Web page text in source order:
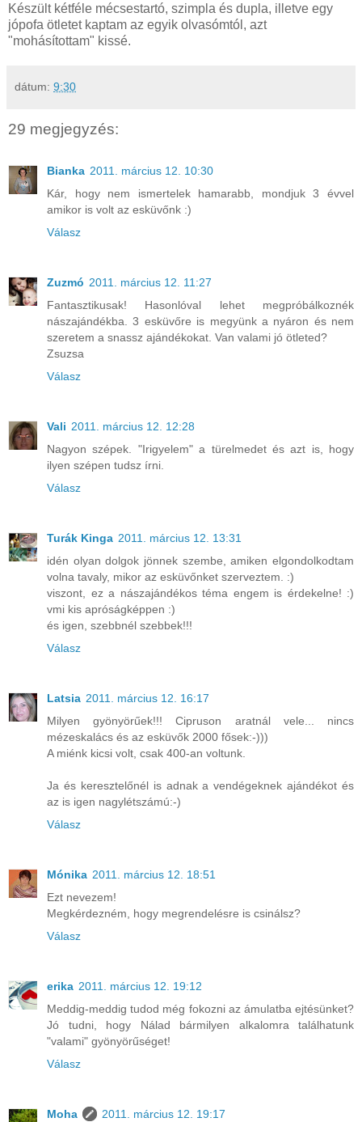
Készült kétféle mécsestartó, szimpla és dupla, illetve egy
jópofa ötletet kaptam az egyik olvasómtól, azt
"mohásítottam" kissé.
dátum: 9:30
29 megjegyzés:
Bianka 2011. március 12. 10:30
Kár, hogy nem ismertelek hamarabb, mondjuk 3 évvel
amikor is volt az esküvőnk :)
Válasz
Zuzmó 2011. március 12. 11:27
Fantasztikusak! Hasonlóval lehet megpróbálkoznék
nászajándékba. 3 esküvőre is megyünk a nyáron és nem
szeretem a snassz ajándékokat. Van valami jó ötleted?
Zsuzsa
Válasz
Vali 2011. március 12. 12:28
Nagyon szépek. "Irigyelem" a türelmedet és azt is, hogy
ilyen szépen tudsz írni.
Válasz
Turák Kinga 2011. március 12. 13:31
idén olyan dolgok jönnek szembe, amiken elgondolkodtam
volna tavaly, mikor az esküvőnket szerveztem. :)
viszont, ez a nászajándékos téma engem is érdekelne! :)
vmi kis apróságképpen :)
és igen, szebbnél szebbek!!!
Válasz
Latsia 2011. március 12. 16:17
Milyen gyönyörűek!!! Cipruson aratnál vele... nincs
mézeskalács és az esküvők 2000 fősek:-)))
A miénk kicsi volt, csak 400-an voltunk.
Ja és keresztelőnél is adnak a vendégeknek ajándékot és
az is igen nagylétszámú:-)
Válasz
Mónika 2011. március 12. 18:51
Ezt nevezem!
Megkérdezném, hogy megrendelésre is csinálsz?
Válasz
erika 2011. március 12. 19:12
Meddig-meddig tudod még fokozni az ámulatba ejtésünket?
Jó tudni, hogy Nálad bármilyen alkalomra találhatunk
"valami" gyönyörűséget!
Válasz
Moha
2011. március 12. 19:17